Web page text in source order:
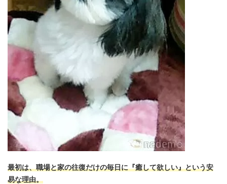
最初は、職場と家の往復だけの毎日に『癒して欲しい』という安
易な理由。